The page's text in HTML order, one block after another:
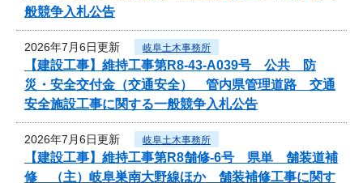
般競争入札公告
2026年7月6日更新 岐阜土木事務所
【建設工事】維持工事第R8-43-A039号 公共 防
災・安全交付金（交通安全） 管内県管理道路 交通
安全施設工事に関する一般競争入札公告
2026年7月6日更新 岐阜土木事務所
【建設工事】維持工事第R8舗修-6号 県単 舗装道補
修 （主）岐阜巣南大野線ほか 舗装補修工事に関す